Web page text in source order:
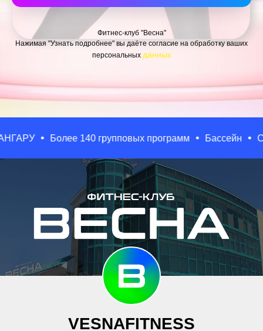
Фитнес-клуб "Весна"
Нажимая "Узнать подробнее" вы даёте согласие на обработку ваших
персональных данных
Более 140 групповых программ Бассейн Сауны
VESNAFITNESS